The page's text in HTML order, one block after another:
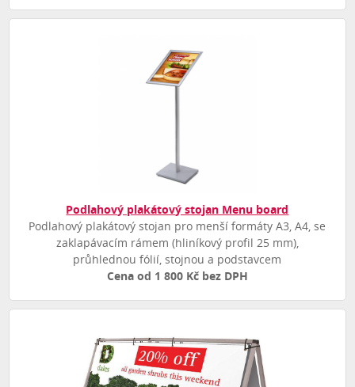
Podlahový plakátový stojan Menu board
Podlahový plakátový stojan pro menší formáty A3, A4, se
zaklapávacím rámem (hliníkový profil 25 mm),
průhlednou fólií, stojnou a podstavcem
Cena od 1 800 Kč bez DPH